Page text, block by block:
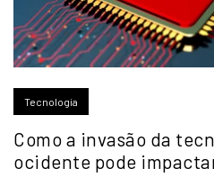
Tecnologia
Como a invasão da
ocidente pode